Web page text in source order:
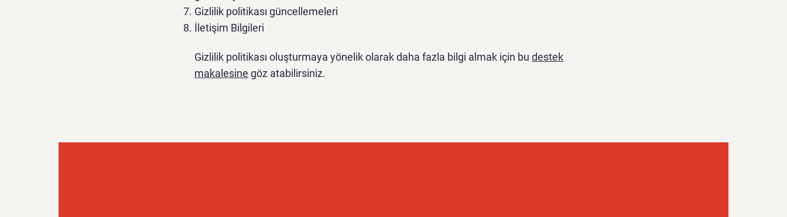
Gizlilik politikası güncellemeleri
İletişim Bilgileri
Gizlilik politikası oluşturmaya yönelik olarak daha fazla bilgi almak için bu destek
makalesine göz atabilirsiniz.